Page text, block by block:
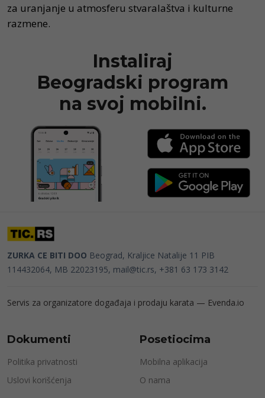
za uranjanje u atmosferu stvaralaštva i kulturne
razmene.
Instaliraj
Beogradski program
na svoj mobilni.
ZURKA CE BITI DOO Beograd, Kraljice Natalije 11 PIB
114432064, MB 22023195, mail@tic.rs, +381 63 173 3142
Servis za organizatore događaja i prodaju karata — Evenda.io
Dokumenti
Politika privatnosti
Uslovi korišćenja
Posetiocima
Mobilna aplikacija
O nama